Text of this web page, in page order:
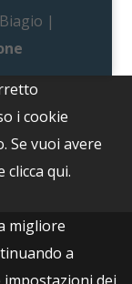
|
i cookie
Se vuoi avere
clicca qui.
migliore
a